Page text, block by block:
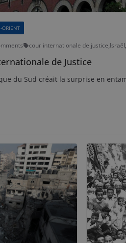
ORIENT
cour internationale de justice,Israël,
de Justice
du Sud créait la surprise en